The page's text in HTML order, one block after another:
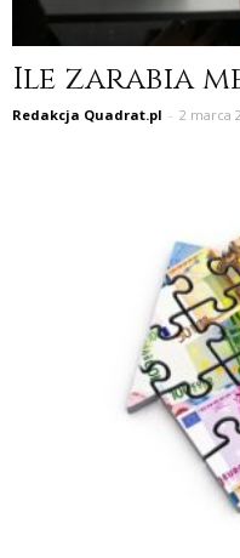
Ile zarabia
Redakcja Quadrat.pl - 2 marca